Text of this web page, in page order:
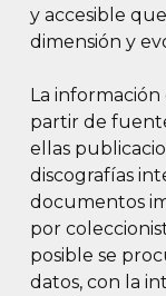
y accesible
dimensión y
La
partir de
ellas
discografías
documentos
por
posible se
datos, con la